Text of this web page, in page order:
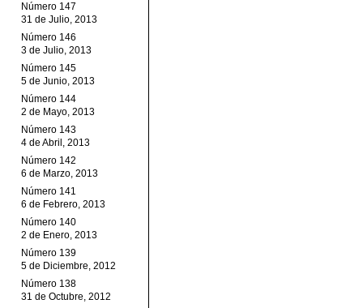
Número 147
31 de Julio, 2013
Número 146
3 de Julio, 2013
Número 145
5 de Junio, 2013
Número 144
2 de Mayo, 2013
Número 143
4 de Abril, 2013
Número 142
6 de Marzo, 2013
Número 141
6 de Febrero, 2013
Número 140
2 de Enero, 2013
Número 139
5 de Diciembre, 2012
Número 138
31 de Octubre, 2012